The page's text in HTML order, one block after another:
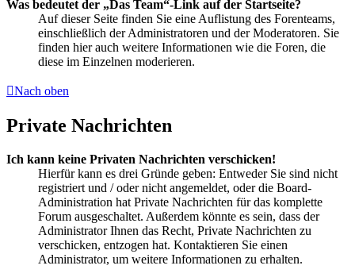
Was bedeutet der „Das Team“-Link auf der Startseite?
Auf dieser Seite finden Sie eine Auflistung des Forenteams,
einschließlich der Administratoren und der Moderatoren. Sie
finden hier auch weitere Informationen wie die Foren, die
diese im Einzelnen moderieren.
Nach oben
Private Nachrichten
Ich kann keine Privaten Nachrichten verschicken!
Hierfür kann es drei Gründe geben: Entweder Sie sind nicht
registriert und / oder nicht angemeldet, oder die Board-
Administration hat Private Nachrichten für das komplette
Forum ausgeschaltet. Außerdem könnte es sein, dass der
Administrator Ihnen das Recht, Private Nachrichten zu
verschicken, entzogen hat. Kontaktieren Sie einen
Administrator, um weitere Informationen zu erhalten.